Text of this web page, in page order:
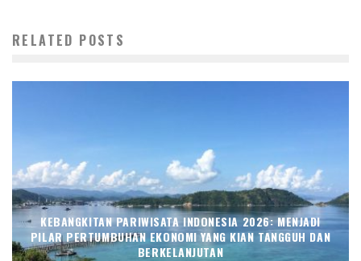
RELATED POSTS
KEBANGKITAN PARIWISATA INDONESIA 2026: MENJADI
PILAR PERTUMBUHAN EKONOMI YANG KIAN TANGGUH DAN
BERKELANJUTAN